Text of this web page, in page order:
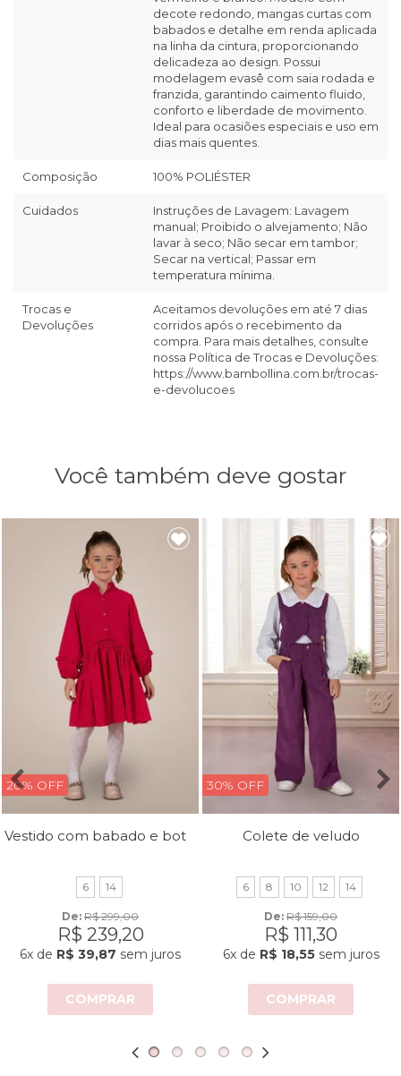
decote redondo, mangas curtas com
babados e detalhe em renda aplicada
na linha da cintura, proporcionando
delicadeza ao design. Possui
modelagem evasê com saia rodada e
franzida, garantindo caimento fluido,
conforto e liberdade de movimento.
Ideal para ocasiões especiais e uso em
dias mais quentes.
Composição 100% POLIÉSTER
Cuidados
Instruções de Lavagem: Lavagem
manual; Proibido o alvejamento; Não
lavar à seco; Não secar em tambor;
Secar na vertical; Passar em
temperatura mínima.
Trocas e
Devoluções
Aceitamos devoluções em até 7 dias
corridos após o recebimento da
compra. Para mais detalhes, consulte
nossa Política de Trocas e Devoluções:
https://www.bambollina.com.br/trocas-
e-devolucoes
Você também deve gostar
20% OFF
6 14
De: R$ 299,00
R$ 239,20
6x de R$ 39,87 sem juros
COMPRAR
30% OFF
Colete de veludo
6 8 10 12 14
De: R$ 159,00
R$ 111,30
6xde R$ 18,55sem juros
COMPRAR